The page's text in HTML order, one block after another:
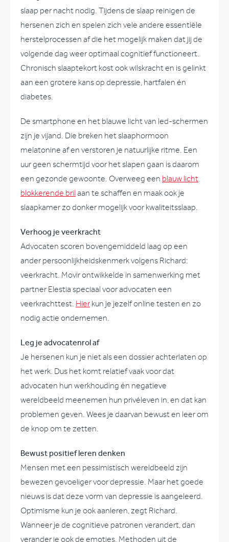
slaap per nacht nodig. Tijdens de slaap reinigen de
hersenen zich en spelen zich vele andere essentiële
herstelprocessen af die het mogelijk maken dat jij de
volgende dag weer optimaal cognitief functioneert.
Chronisch slaaptekort kost ook wilskracht en is gelinkt
aan een grotere kans op depressie, hartfalen én
diabetes.
De smartphone en het blauwe licht van led-schermen
zijn je vijand. Die breken het slaaphormoon
melatonine af en verstoren je natuurlijke ritme. Een
uur geen schermtijd voor het slapen gaan is daarom
een gezonde gewoonte. Overweeg een blauw licht
blokkerende bril aan te schaffen en maak ook je
slaapkamer zo donker mogelijk voor kwaliteitsslaap.
Verhoog je veerkracht
Advocaten scoren bovengemiddeld laag op een
ander persoonlijkheidskenmerk volgens Richard:
veerkracht. Movir ontwikkelde in samenwerking met
partner Elestia speciaal voor advocaten een
veerkrachttest. Hier kun je jezelf online testen en zo
nodig actie ondernemen.
Leg je advocatenrol af
Je hersenen kun je niet als een dossier achterlaten op
het werk. Dus het komt relatief vaak voor dat
advocaten hun werkhouding én negatieve
wereldbeeld meenemen hun privéleven in, en dat kan
problemen geven. Wees je daarvan bewust en leer om
de knop om te zetten.
Bewust positief leren denken
Mensen met een pessimistisch wereldbeeld zijn
bewezen gevoeliger voor depressie. Maar het goede
nieuws is dat deze vorm van depressie is aangeleerd.
Optimisme kun je ook aanleren, zegt Richard.
Wanneer je de cognitieve patronen verandert, dan
verander je ook de emoties. Methoden uit de